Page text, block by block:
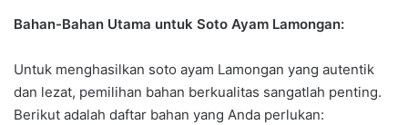
Bahan-Bahan Utama untuk Soto Ayam Lamongan:
Untuk menghasilkan soto ayam Lamongan yang autentik
dan lezat, pemilihan bahan berkualitas sangatlah penting.
Berikut adalah daftar bahan yang Anda perlukan: